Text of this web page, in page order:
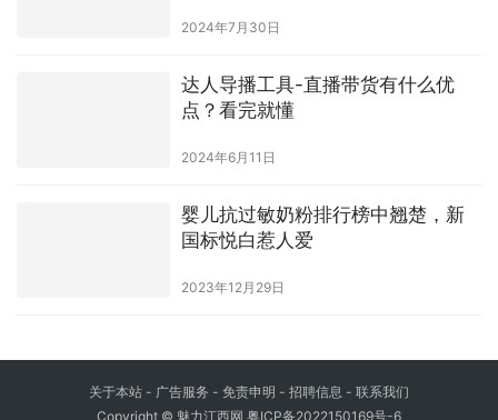
2024年7月30日
达人导播工具-直播带货有什么优
点？看完就懂
2024年6月11日
婴儿抗过敏奶粉排行榜中翘楚，新
国标悦白惹人爱
2023年12月29日
关于本站 - 广告服务 - 免责申明 - 招聘信息 - 联系我们
Copyright © 魅力江西网 粤ICP备2022150169号-6